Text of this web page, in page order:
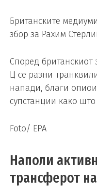
Британските
збор за Рахим
Според британскиот
Ц се разни
напади, благи
супстанции како што
Foto/ EPA
Наполи
трансферот